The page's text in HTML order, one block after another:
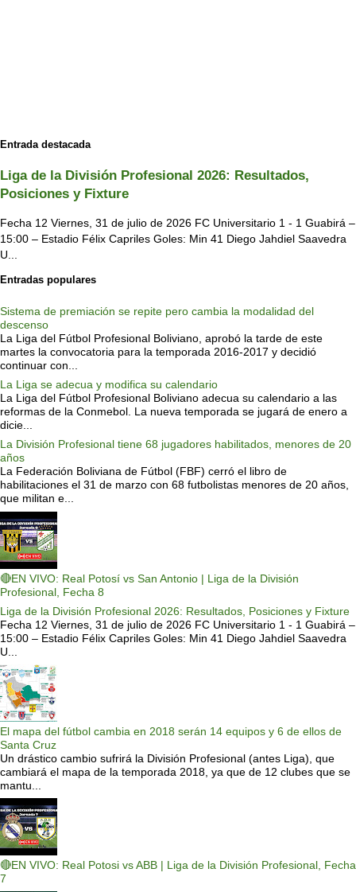
Entrada destacada
Liga de la División Profesional 2026: Resultados,
Posiciones y Fixture
Fecha 12 Viernes, 31 de julio de 2026 FC Universitario 1 - 1 Guabirá –
15:00 – Estadio Félix Capriles Goles: Min 41 Diego Jahdiel Saavedra
U...
Entradas populares
Sistema de premiación se repite pero cambia la modalidad del
descenso
La Liga del Fútbol Profesional Boliviano, aprobó la tarde de este
martes la convocatoria para la temporada 2016-2017 y decidió
continuar con...
La Liga se adecua y modifica su calendario
La Liga del Fútbol Profesional Boliviano adecua su calendario a las
reformas de la Conmebol. La nueva temporada se jugará de enero a
dicie...
La División Profesional tiene 68 jugadores habilitados, menores de 20
años
La Federación Boliviana de Fútbol (FBF) cerró el libro de
habilitaciones el 31 de marzo con 68 futbolistas menores de 20 años,
que militan e...
🔴EN VIVO: Real Potosí vs San Antonio | Liga de la División
Profesional, Fecha 8
Liga de la División Profesional 2026: Resultados, Posiciones y Fixture
Fecha 12 Viernes, 31 de julio de 2026 FC Universitario 1 - 1 Guabirá –
15:00 – Estadio Félix Capriles Goles: Min 41 Diego Jahdiel Saavedra
U...
El mapa del fútbol cambia en 2018 serán 14 equipos y 6 de ellos de
Santa Cruz
Un drástico cambio sufrirá la División Profesional (antes Liga), que
cambiará el mapa de la temporada 2018, ya que de 12 clubes que se
mantu...
🔴EN VIVO: Real Potosi vs ABB | Liga de la División Profesional, Fecha
7